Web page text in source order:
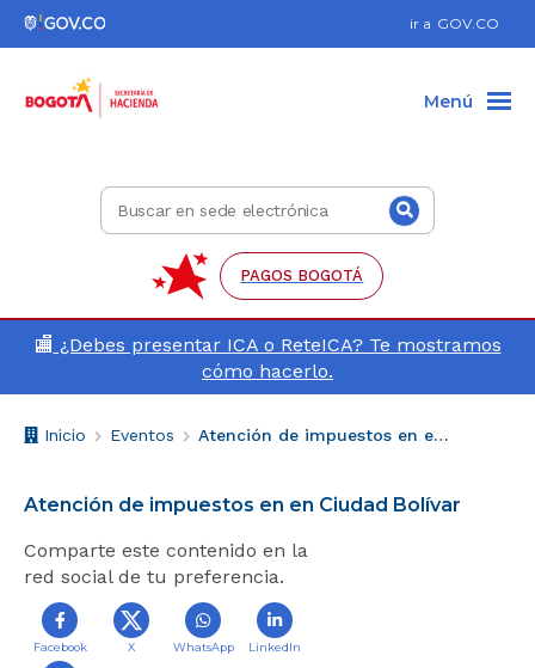
Ir al pie de página (Dirección, teléfono, etc.)
Enlace
ir a GOV.CO
PAGOS BOGOTÁ
Buscar
electrónica
Buscar
Menú
🏬 ¿Debes presentar ICA o ReteICA? Te mostramos
cómo hacerlo.
Breadcrumb
Inicio
v
r
a
Eventos Atención de impuestos en en Ciudad Bolívar
Atención de impuestos en en Ciudad Bolívar
Comparte este contenido en la
red social de tu preferencia.
Facebook X WhatsApp LinkedIn